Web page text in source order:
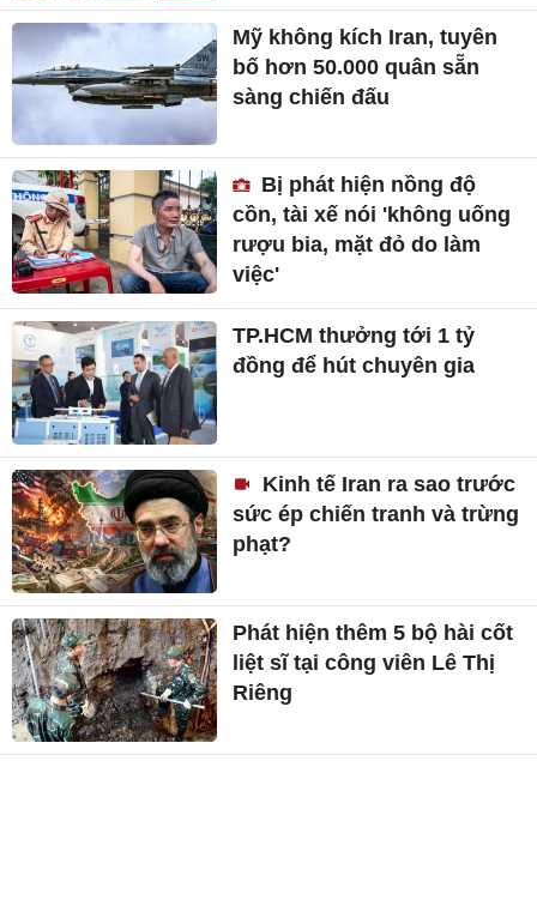
Mỹ không kích Iran, tuyên
bố hơn 50.000 quân sẵn
sàng chiến đấu
Bị phát hiện nồng độ
cồn, tài xế nói 'không uống
rượu bia, mặt đỏ do làm
việc'
TP.HCM thưởng tới 1 tỷ
đồng để hút chuyên gia
Kinh tế Iran ra sao trước
sức ép chiến tranh và trừng
phạt?
Phát hiện thêm 5 bộ hài cốt
liệt sĩ tại công viên Lê Thị
Riêng